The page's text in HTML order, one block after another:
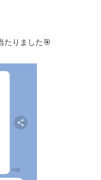
たりました🎯